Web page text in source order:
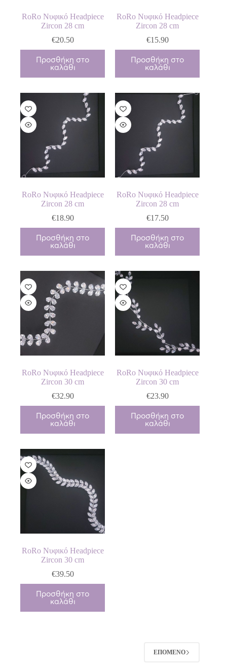
RoRo Νυφικό Headpiece
Zircon 28 cm
€20.50
Προσθήκη στο
καλάθι
RoRo Νυφικό Headpiece
Zircon 28 cm
€15.90
Προσθήκη στο
καλάθι
RoRo Νυφικό Headpiece
Zircon 28 cm
€18.90
Προσθήκη στο
καλάθι
RoRo Νυφικό Headpiece
Zircon 28 cm
€17.50
Προσθήκη στο
καλάθι
RoRo Νυφικό Headpiece
Zircon 30 cm
€32.90
Προσθήκη στο
καλάθι
RoRo Νυφικό Headpiece
Zircon 30 cm
€23.90
Προσθήκη στο
καλάθι
RoRo Νυφικό Headpiece
Zircon 30 cm
€39.50
Προσθήκη στο
καλάθι
ΕΠΌΜΕΝΟ